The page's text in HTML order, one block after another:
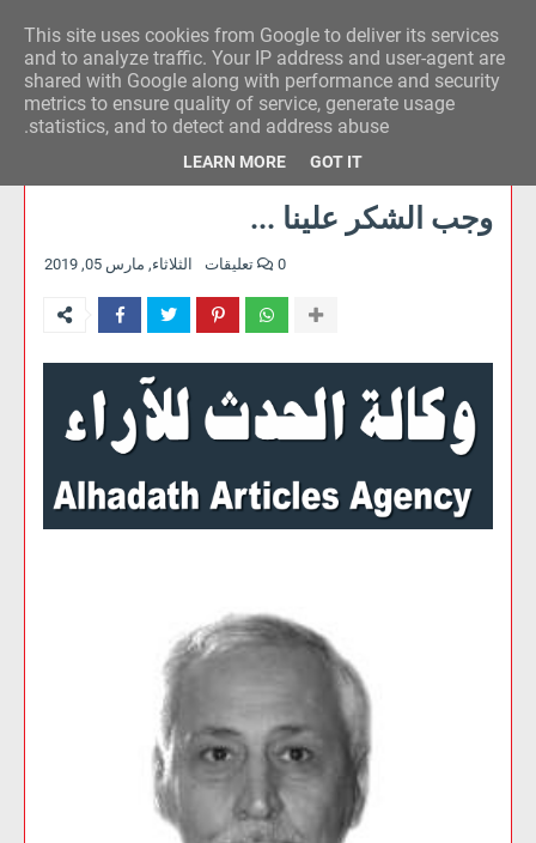
وكالة الحدث للآراء
وجب الشكر علينا ...
الثلاثاء, مارس 05, 2019 0 تعليقات
This site uses cookies from Google to deliver its services
and to analyze traffic. Your IP address and user-agent are
shared with Google along with performance and security
metrics to ensure quality of service, generate usage
statistics, and to detect and address abuse.
LEARN MORE GOT IT